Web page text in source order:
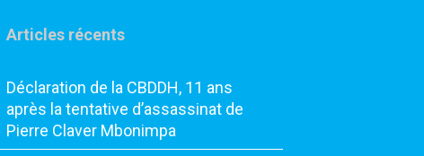
Articles récents
Déclaration de la CBDDH, 11 ans
après la tentative d’assassinat de
Pierre Claver Mbonimpa